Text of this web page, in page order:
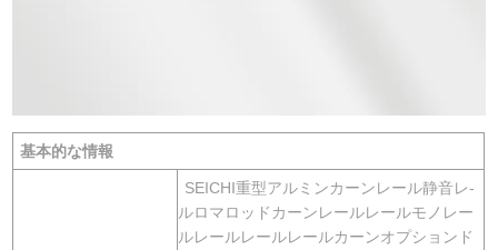
基本的な情報
SEICHI重型アルミンカーンレール静音レ-
ルロマロッドカーンレールレールモノレー
ルレールレールレールカーンオプションド